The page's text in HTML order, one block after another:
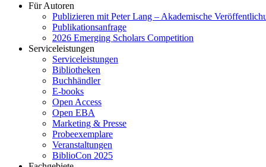
Für Autoren
Publizieren mit Peter Lang – Akademische
Publikationsanfrage
2026 Emerging Scholars Competition
Serviceleistungen
Serviceleistungen
Bibliotheken
Buchhändler
E-books
Open Access
Open EBA
Marketing & Presse
Probeexemplare
Veranstaltungen
BiblioCon 2025